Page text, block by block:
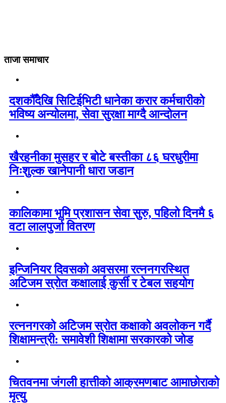
ताजा समाचार
दशकौँदेखि सिटिईभिटी धानेका करार कर्मचारीको
भविष्य अन्योलमा, सेवा सुरक्षा माग्दै आन्दोलन
खैरहनीका मुसहर र बोटे बस्तीका ८६ घरधुरीमा
निःशुल्क खानेपानी धारा जडान
कालिकामा भूमि प्रशासन सेवा सुरु, पहिलो दिनमै ६
वटा लालपुर्जा वितरण
इन्जिनियर दिवसको अवसरमा रत्ननगरस्थित
अटिजम स्रोत कक्षालाई कुर्सी र टेबल सहयोग
रत्ननगरको अटिजम स्रोत कक्षाको अवलोकन गर्दै
शिक्षामन्त्री: समावेशी शिक्षामा सरकारको जोड
चितवनमा जंगली हात्तीको आक्रमणबाट आमाछोराको
मृत्यु